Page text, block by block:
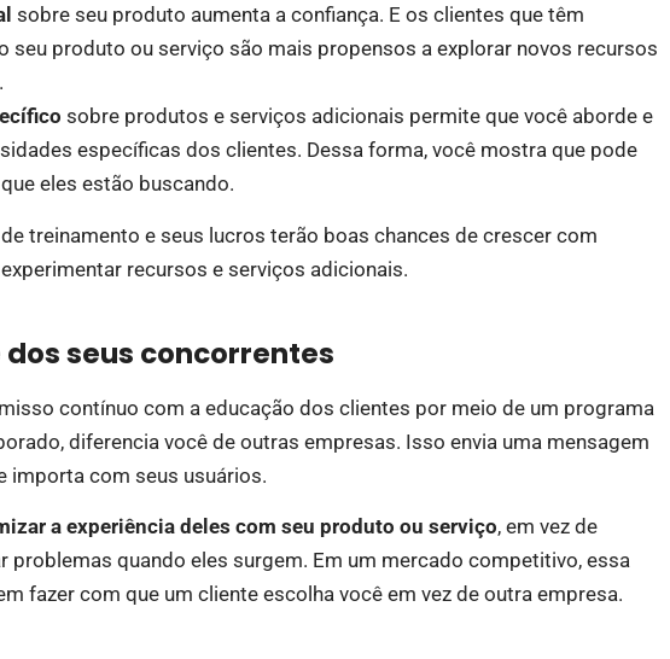
sobre seu produto aumenta a confiança. E os clientes que têm
seu produto ou serviço são mais propensos a explorar novos recursos
sobre produtos e serviços adicionais permite que você aborde e
específicas dos clientes. Dessa forma, você mostra que pode
eles estão buscando.
treinamento e seus lucros terão boas chances de crescer com
recursos e serviços adicionais.
seus concorrentes
contínuo com a educação dos clientes por meio de um programa
diferencia você de outras empresas. Isso envia uma mensagem
importa com seus usuários.
a experiência deles com seu produto ou serviço, em vez de
problemas quando eles surgem. Em um mercado competitivo, essa
fazer com que um cliente escolha você em vez de outra empresa.